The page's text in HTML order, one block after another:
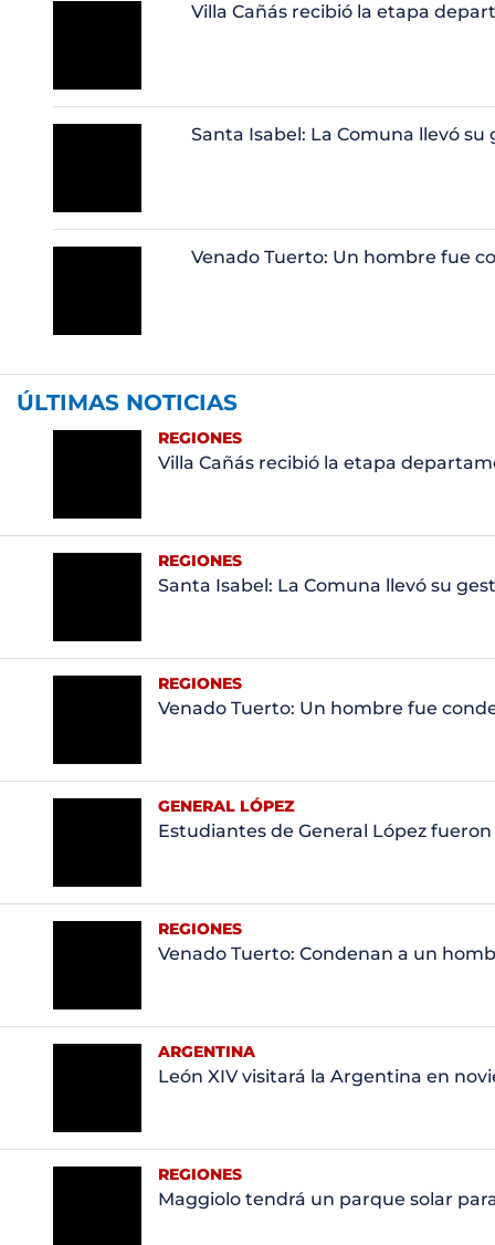
Villa Cañás recibió la etapa
Santa Isabel: La Comuna llevó
Venado Tuerto: Un hombre fue
ÚLTIMAS NOTICIAS
REGIONES
Villa Cañás recibió la etapa
REGIONES
Santa Isabel: La Comuna llevó su
REGIONES
Venado Tuerto: Un hombre fue
GENERAL LÓPEZ
Estudiantes de General López
REGIONES
Venado Tuerto: Condenan a un
ARGENTINA
León XIV visitará la Argentina en
REGIONES
Maggiolo tendrá un parque solar